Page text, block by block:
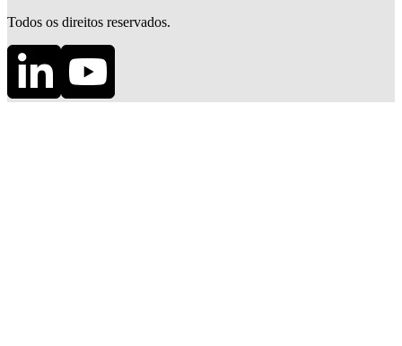
Todos os direitos reservados.